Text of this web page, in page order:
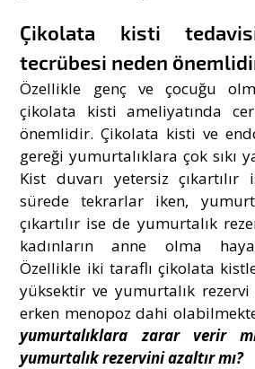
Çikolata kisti
tecrübesi neden
Özellikle genç ve çocuğu
çikolata kisti ameliyatında
önemlidir. Çikolata kisti ve
gereği yumurtalıklara çok sıkı
Kist duvarı yetersiz çıkartılır
sürede tekrarlar iken,
çıkartılır ise de yumurtalık
kadınların anne olma
Özellikle iki taraflı çikolata
yüksektir ve yumurtalık rezervi
erken menopoz dahi
yumurtalıklara zarar verir
yumurtalık rezervini azaltır mı?